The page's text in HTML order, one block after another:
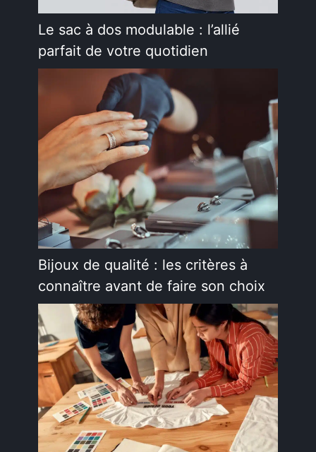
Le sac à dos modulable : l’allié
parfait de votre quotidien
Bijoux de qualité : les critères à
connaître avant de faire son choix